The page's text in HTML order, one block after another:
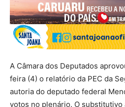
A Câmara dos Deputados
feira (4) o relatório da PEC da
autoria do deputado federal
votos no plenário. O substitutivo